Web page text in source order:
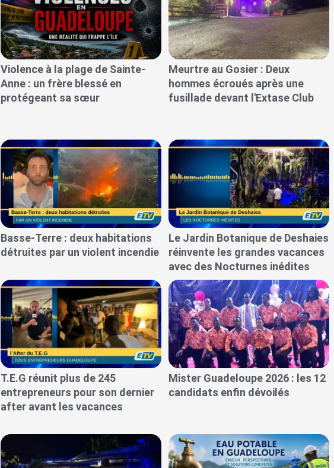
Violence à la plage de Sainte-
Anne : un frère blessé en
protégeant sa sœur
Meurtre au Gosier : Deux
hommes écroués après une
fusillade devant l'Extase Club
Basse-Terre : deux habitations
détruites par un violent incendie
Le Jardin Botanique de Deshaies
réinvente les grandes vacances
avec des Nocturnes inédites
T.E.G réunit plus de 245
entrepreneurs pour son dernier
after avant les vacances
Mister Guadeloupe 2026 : les 12
candidats enfin dévoilés